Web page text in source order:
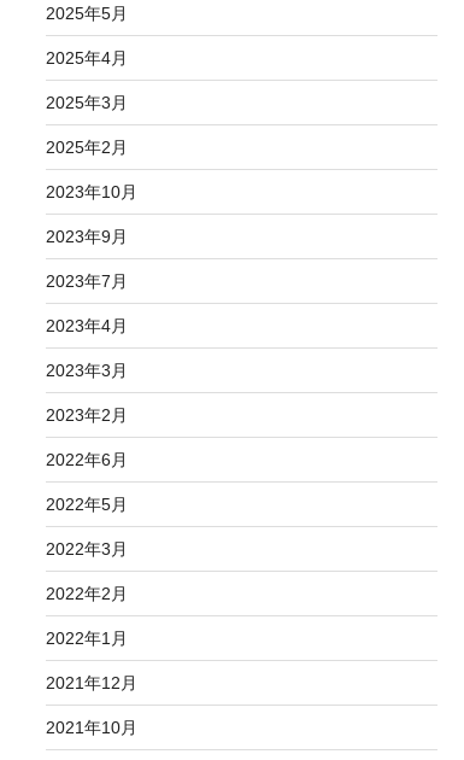
2025年5月
2025年4月
2025年3月
2025年2月
2023年10月
2023年9月
2023年7月
2023年4月
2023年3月
2023年2月
2022年6月
2022年5月
2022年3月
2022年2月
2022年1月
2021年12月
2021年10月